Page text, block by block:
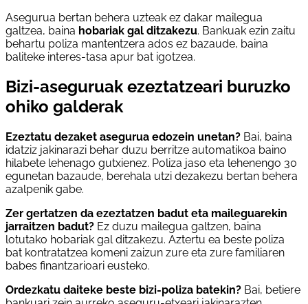
Asegurua bertan behera uzteak ez dakar mailegua
galtzea, baina hobariak gal ditzakezu. Bankuak ezin zaitu
behartu poliza mantentzera ados ez bazaude, baina
baliteke interes-tasa apur bat igotzea.
Bizi-aseguruak ezeztatzeari buruzko
ohiko galderak
Ezeztatu dezaket asegurua edozein unetan? Bai, baina
idatziz jakinarazi behar duzu berritze automatikoa baino
hilabete lehenago gutxienez. Poliza jaso eta lehenengo 30
egunetan bazaude, berehala utzi dezakezu bertan behera
azalpenik gabe.
Zer gertatzen da ezeztatzen badut eta maileguarekin
jarraitzen badut? Ez duzu mailegua galtzen, baina
lotutako hobariak gal ditzakezu. Aztertu ea beste poliza
bat kontratatzea komeni zaizun zure eta zure familiaren
babes finantzarioari eusteko.
Ordezkatu daiteke beste bizi-poliza batekin? Bai, betiere